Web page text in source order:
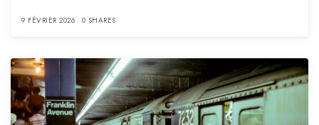
9 FÉVRIER 2026 0 SHARES